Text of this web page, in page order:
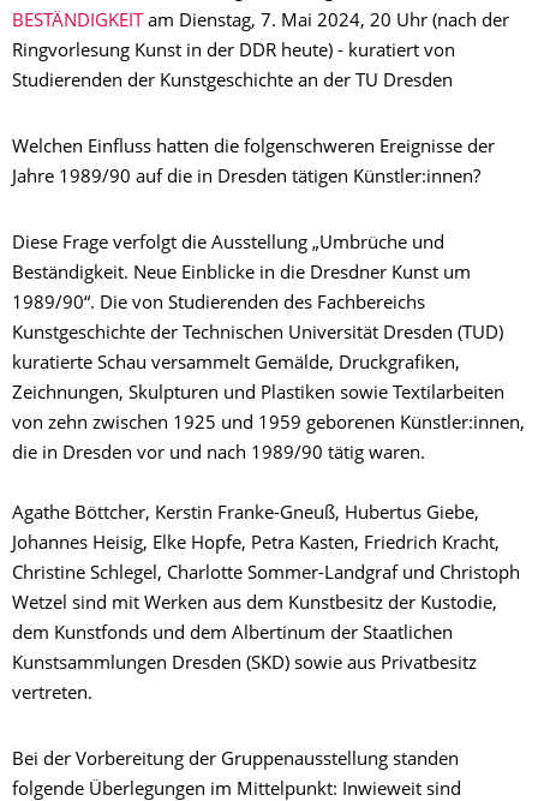
BESTÄNDIGKEIT am Dienstag, 7. Mai 2024, 20 Uhr (nach der
Ringvorlesung Kunst in der DDR heute) - kuratiert von
Studierenden der Kunstgeschichte an der TU Dresden
Welchen Einfluss hatten die folgenschweren Ereignisse der
Jahre 1989/90 auf die in Dresden tätigen Künstler:innen?
Diese Frage verfolgt die Ausstellung „Umbrüche und
Beständigkeit. Neue Einblicke in die Dresdner Kunst um
1989/90“. Die von Studierenden des Fachbereichs
Kunstgeschichte der Technischen Universität Dresden (TUD)
kuratierte Schau versammelt Gemälde, Druckgrafiken,
Zeichnungen, Skulpturen und Plastiken sowie Textilarbeiten
von zehn zwischen 1925 und 1959 geborenen Künstler:innen,
die in Dresden vor und nach 1989/90 tätig waren.
Agathe Böttcher, Kerstin Franke-Gneuß, Hubertus Giebe,
Johannes Heisig, Elke Hopfe, Petra Kasten, Friedrich Kracht,
Christine Schlegel, Charlotte Sommer-Landgraf und Christoph
Wetzel sind mit Werken aus dem Kunstbesitz der Kustodie,
dem Kunstfonds und dem Albertinum der Staatlichen
Kunstsammlungen Dresden (SKD) sowie aus Privatbesitz
vertreten.
Bei der Vorbereitung der Gruppenausstellung standen
folgende Überlegungen im Mittelpunkt: Inwieweit sind